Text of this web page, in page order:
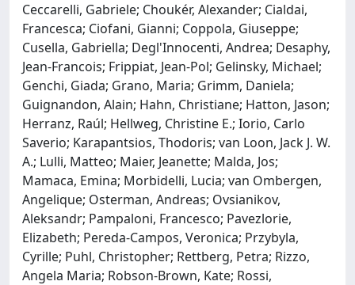
Ceccarelli, Gabriele; Choukér, Alexander; Cialdai,
Francesca; Ciofani, Gianni; Coppola, Giuseppe;
Cusella, Gabriella; Degl'Innocenti, Andrea; Desaphy,
Jean-Francois; Frippiat, Jean-Pol; Gelinsky, Michael;
Genchi, Giada; Grano, Maria; Grimm, Daniela;
Guignandon, Alain; Hahn, Christiane; Hatton, Jason;
Herranz, Raúl; Hellweg, Christine E.; Iorio, Carlo
Saverio; Karapantsios, Thodoris; van Loon, Jack J. W.
A.; Lulli, Matteo; Maier, Jeanette; Malda, Jos;
Mamaca, Emina; Morbidelli, Lucia; van Ombergen,
Angelique; Osterman, Andreas; Ovsianikov,
Aleksandr; Pampaloni, Francesco; Pavezlorie,
Elizabeth; Pereda-Campos, Veronica; Przybyla,
Cyrille; Puhl, Christopher; Rettberg, Petra; Rizzo,
Angela Maria; Robson-Brown, Kate; Rossi,